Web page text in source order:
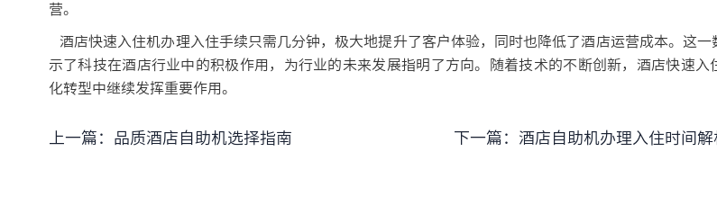
营。
酒店快速入住机办理入住手续只需几分钟，极大地提升了客户体验，同时也降低了酒店运营成本。这一
示了科技在酒店行业中的积极作用，为行业的未来发展指明了方向。随着技术的不断创新，酒店快速入
化转型中继续发挥重要作用。
上一篇： 品质酒店自助机选择指南 下一篇： 酒店自助机办理入住时间解析：提